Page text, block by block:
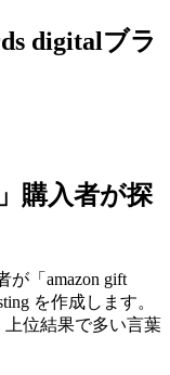
digitalブラ
購入者が探
が「amazon gift
を作成します。
位結果で多い言葉